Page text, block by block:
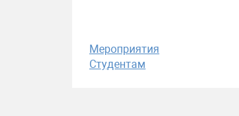
Мероприятия
Студентам